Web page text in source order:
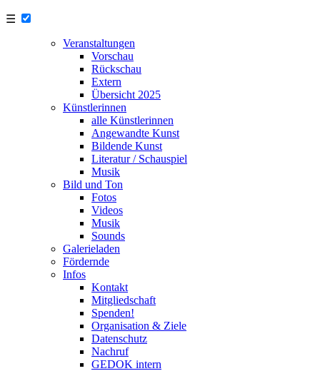
☰
Veranstaltungen
Vorschau
Rückschau
Extern
Übersicht 2025
Künstlerinnen
alle Künstlerinnen
Angewandte Kunst
Bildende Kunst
Literatur / Schauspiel
Musik
Bild und Ton
Fotos
Videos
Musik
Sounds
Galerieladen
Fördernde
Infos
Kontakt
Mitgliedschaft
Spenden!
Organisation & Ziele
Datenschutz
Nachruf
GEDOK intern